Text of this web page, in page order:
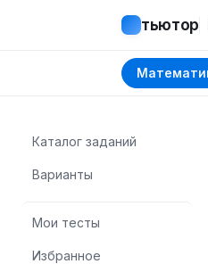
тьютор
Каталог заданий
Варианты
Мои тесты
Избранное